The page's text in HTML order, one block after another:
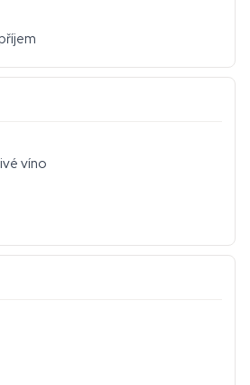
víno